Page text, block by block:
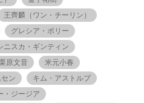
王齊麟（ワン・チーリン）
グレシア・ポリー
ニスカ・ギンティン
原文音
米元小春
ン
キム・アストルプ
・ジージア